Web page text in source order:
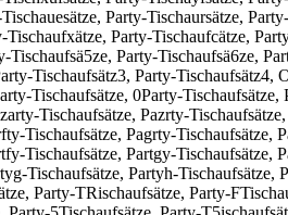
Party-Tischaursätze,
Party-Tischaufcätze,
Party-Tischaufsä6ze,
Tischaufsätz3, Party-
Tischaufsätze, 0Party-
Tischaufsätze, Pazrty-
Tischaufsätze, Pagrty-
Tischaufsätze, Partgy-
Tischaufsätze, Partyh-
Party-TRischaufsätze, Party-